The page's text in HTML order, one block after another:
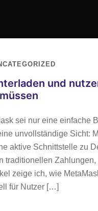
und
sei nur eine einfache
unvollständige Sicht:
aktive Schnittstelle zu
traditionellen
zeige ich, wie
für Nutzer […]